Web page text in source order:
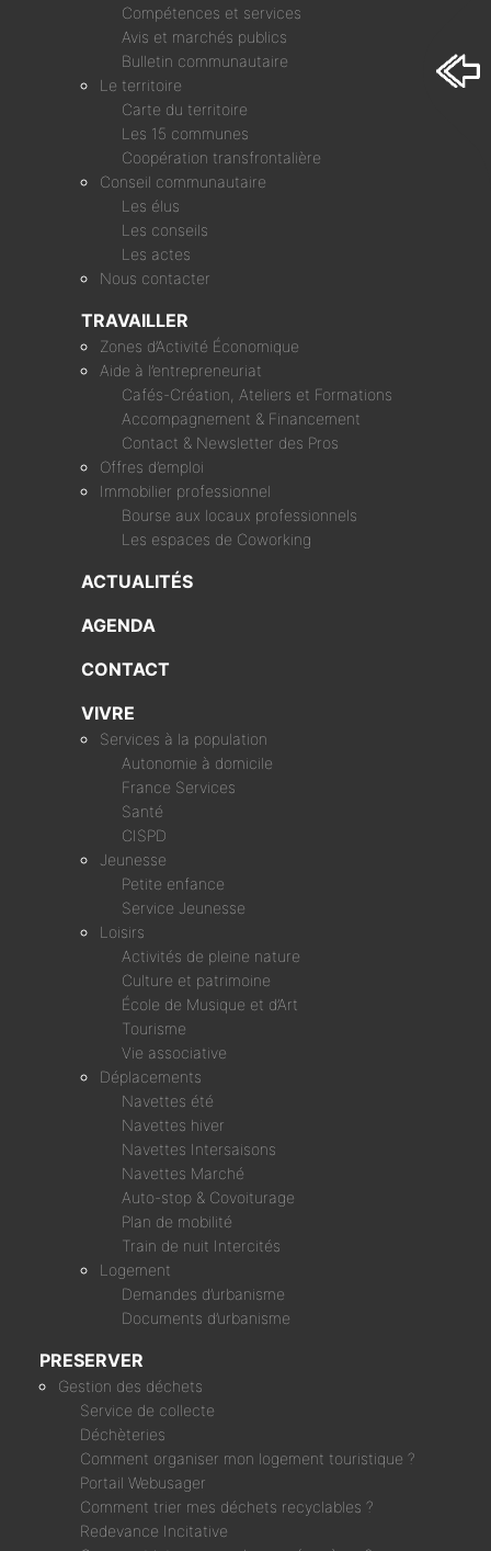
Compétences et services
Avis et marchés publics
Bulletin communautaire
Le territoire
Carte du territoire
Les 15 communes
Coopération transfrontalière
Conseil communautaire
Les élus
Les conseils
Les actes
Nous contacter
TRAVAILLER
Zones d’Activité Économique
Aide à l’entrepreneuriat
Cafés-Création, Ateliers et Formations
Accompagnement & Financement
Contact & Newsletter des Pros
Offres d’emploi
Immobilier professionnel
Bourse aux locaux professionnels
Les espaces de Coworking
ACTUALITÉS
AGENDA
CONTACT
VIVRE
Services à la population
Autonomie à domicile
France Services
Santé
CISPD
Jeunesse
Petite enfance
Service Jeunesse
Loisirs
Activités de pleine nature
Culture et patrimoine
École de Musique et d’Art
Tourisme
Vie associative
Déplacements
Navettes été
Navettes hiver
Navettes Intersaisons
Navettes Marché
Auto-stop & Covoiturage
Plan de mobilité
Train de nuit Intercités
Logement
Demandes d’urbanisme
Documents d’urbanisme
PRESERVER
Gestion des déchets
Service de collecte
Déchèteries
Comment organiser mon logement touristique ?
Portail Webusager
Comment trier mes déchets recyclables ?
Redevance Incitative